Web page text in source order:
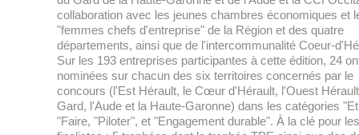
collaboration avec les jeunes chambres économiques et
"femmes chefs d'entreprise" de la Région et des quatre
départements, ainsi que de l'intercommunalité Coeur-
Sur les 193 entreprises participantes à cette édition, 24
nominées sur chacun des six territoires concernés par le
concours (l'Est Hérault, le Cœur d'Hérault, l'Ouest
Gard, l'Aude et la Haute-Garonne) dans les catégories
"Faire, "Piloter", et "Engagement durable". À la clé pour les